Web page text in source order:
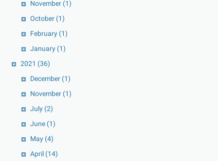
November (1)
October (1)
February (1)
January (1)
2021 (36)
December (1)
November (1)
July (2)
June (1)
May (4)
April (14)